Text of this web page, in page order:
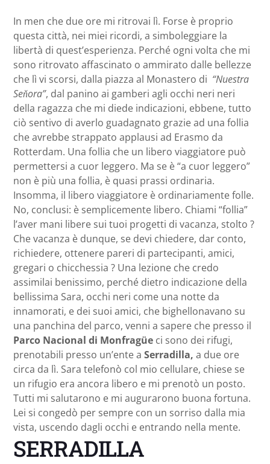
In men che due ore mi ritrovai lì. Forse è proprio
questa città, nei miei ricordi, a simboleggiare la
libertà di quest’esperienza. Perché ogni volta che mi
sono ritrovato affascinato o ammirato dalle bellezze
che lì vi scorsi, dalla piazza al Monastero di “Nuestra
Seňora”, dal panino ai gamberi agli occhi neri neri
della ragazza che mi diede indicazioni, ebbene, tutto
ciò sentivo di averlo guadagnato grazie ad una follia
che avrebbe strappato applausi ad Erasmo da
Rotterdam. Una follia che un libero viaggiatore può
permettersi a cuor leggero. Ma se è “a cuor leggero”
non è più una follia, è quasi prassi ordinaria.
Insomma, il libero viaggiatore è ordinariamente folle.
No, conclusi: è semplicemente libero. Chiami “follia”
l’aver mani libere sui tuoi progetti di vacanza, stolto ?
Che vacanza è dunque, se devi chiedere, dar conto,
richiedere, ottenere pareri di partecipanti, amici,
gregari o chicchessia ? Una lezione che credo
assimilai benissimo, perché dietro indicazione della
bellissima Sara, occhi neri come una notte da
innamorati, e dei suoi amici, che bighellonavano su
una panchina del parco, venni a sapere che presso il
Parco Nacional di Monfragüe ci sono dei rifugi,
prenotabili presso un’ente a Serradilla, a due ore
circa da lì. Sara telefonò col mio cellulare, chiese se
un rifugio era ancora libero e mi prenotò un posto.
Tutti mi salutarono e mi augurarono buona fortuna.
Lei si congedò per sempre con un sorriso dalla mia
vista, uscendo dagli occhi e entrando nella mente.
SERRADILLA